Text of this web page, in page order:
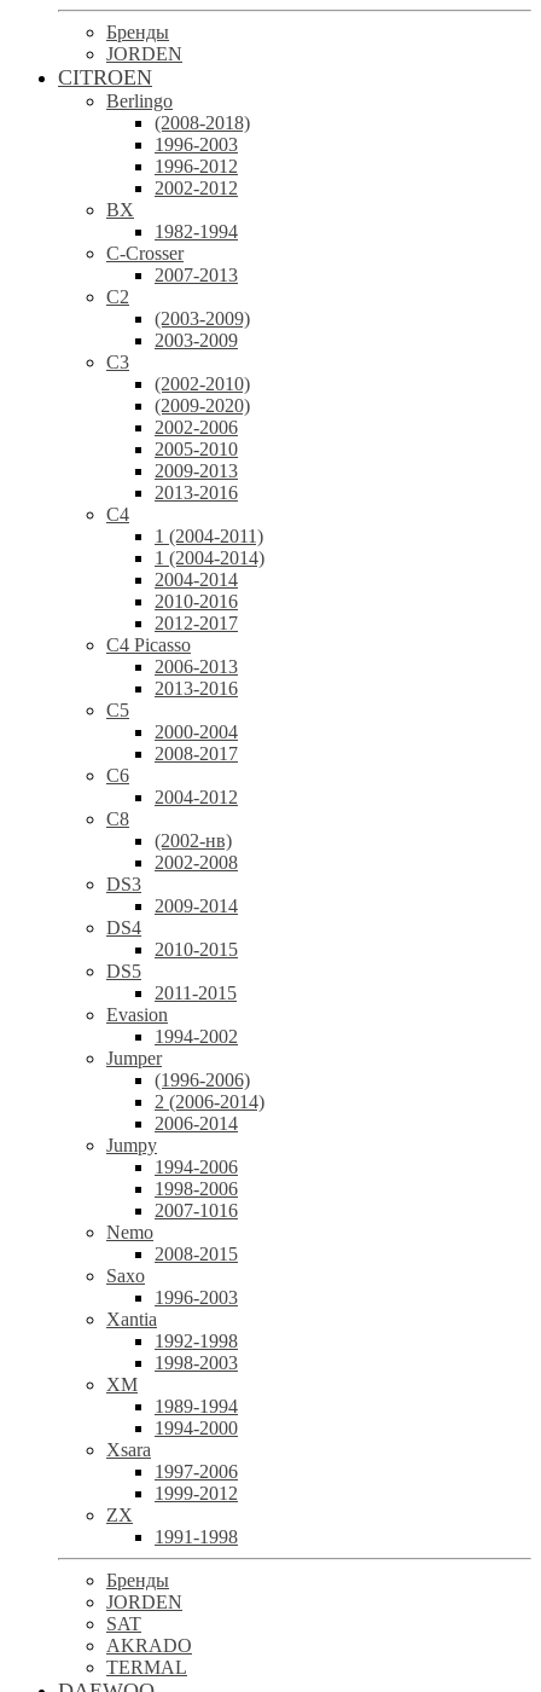
Бренды
JORDEN
CITROEN
Berlingo
(2008-2018)
1996-2003
1996-2012
2002-2012
BX
1982-1994
C-Crosser
2007-2013
C2
(2003-2009)
2003-2009
C3
(2002-2010)
(2009-2020)
2002-2006
2005-2010
2009-2013
2013-2016
C4
1 (2004-2011)
1 (2004-2014)
2004-2014
2010-2016
2012-2017
C4 Picasso
2006-2013
2013-2016
C5
2000-2004
2008-2017
C6
2004-2012
C8
(2002-нв)
2002-2008
DS3
2009-2014
DS4
2010-2015
DS5
2011-2015
Evasion
1994-2002
Jumper
(1996-2006)
2 (2006-2014)
2006-2014
Jumpy
1994-2006
1998-2006
2007-1016
Nemo
2008-2015
Saxo
1996-2003
Xantia
1992-1998
1998-2003
XM
1989-1994
1994-2000
Xsara
1997-2006
1999-2012
ZX
1991-1998
Бренды
JORDEN
SAT
AKRADO
TERMAL